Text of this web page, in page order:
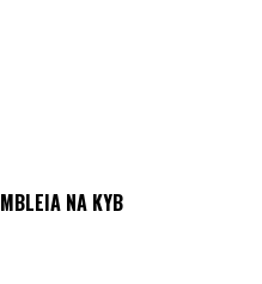
NA KYB